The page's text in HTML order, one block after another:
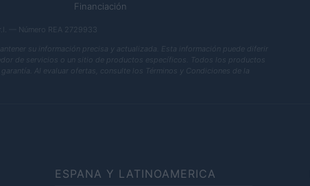
Financiación
— Número REA 2729933
su información precisa y actualizada. Esta información puede diferir
de servicios o un sitio de productos específicos. Todos los productos
Al evaluar ofertas, consulte los Términos y Condiciones de la
ESPANA Y LATINOAMERICA